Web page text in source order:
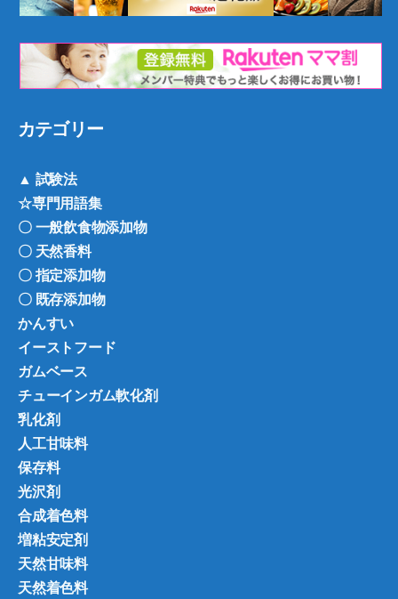
カテゴリー
▲ 試験法
☆専門用語集
〇 一般飲食物添加物
〇 天然香料
〇 指定添加物
〇 既存添加物
かんすい
イーストフード
ガムベース
チューインガム軟化剤
乳化剤
人工甘味料
保存料
光沢剤
合成着色料
増粘安定剤
天然甘味料
天然着色料